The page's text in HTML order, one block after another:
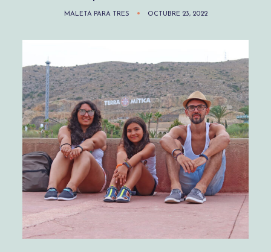
MALETA PARA TRES OCTUBRE 23, 2022